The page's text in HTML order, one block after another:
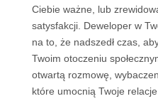
Ciebie ważne, lub
satysfakcji. Deweloper w
na to, że nadszedł czas,
Twoim otoczeniu
otwartą rozmowę,
które umocnią Twoje relacje